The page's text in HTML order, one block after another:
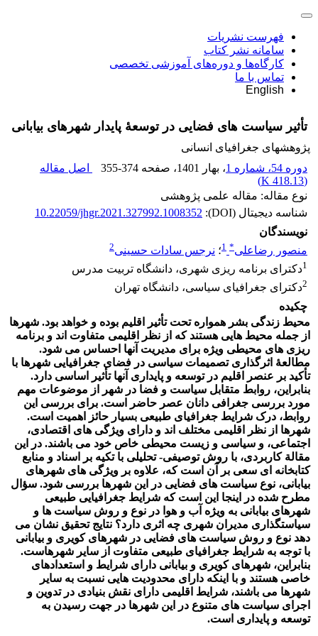
فهرست نشریات
سامانه نشر کتاب
کارگاه‌ها و دوره‌های آموزشی تخصصی
تماس با ما
English
تأثیر سیاست های فضایی در توسعۀ پایدار شهرهای بیابانی
پژوهشهای جغرافیای انسانی
دوره 54، شماره 1
، بهار 1401 ، صفحه 355-374
اصل مقاله
(
418.13 K
)
نوع مقاله: مقاله علمی پژوهشی
شناسه دیجیتال (DOI):
10.22059/jhgr.2021.327992.1008352
نویسندگان
منصور رضاعلی*
1؛ نرجس سادات حسینی2
1دکترای برنامه ‏ریزی شهری، دانشگاه تربیت مدرس
2دکترای جغرافیای سیاسی، دانشگاه تهران
چکیده
محیط زندگی بشر همواره تحت‏ تأثیر اقلیم بوده و خواهد بود. شهرها
از جمله محیط ‏هایی هستند که از نظر اقلیمی متفاوت ‏اند و برنامه
‏ریزی ‏های محیطی ویژه برای مدیریت آن‏ها احساس می‏ شود.
مطالعۀ اثرگذاری تصمیمات سیاسی در فضای جغرافیایی شهرها با
تأکید بر عنصر اقلیم در توسعه و پایداری آن‏ها تأثیر اساسی دارد.
بنابراین، روابط متقابل سیاست و فضا در شهر از موضوعات مهم
مورد بررسی جغرافی ‏دانان عصر حاضر است. برای بررسی این
روابط، درک شرایط جغرافیای طبیعی بسیار حائز اهمیت است.
شهرها از نظر اقلیمی مختلف‏ اند و دارای ویژگی‏ های اقتصادی،
اجتماعی، و سیاسی و زیست ‏محیطی خاص خود می‏ باشند. در این
مقالة کاربردی، با روش توصیفی- تحلیلی با تکیه بر اسناد و منابع
کتابخانه ‏ای سعی بر آن است که، علاوه بر ویژگی ‏های شهرهای
بیابانی، نوع سیاست ‏های فضایی در این شهرها بررسی شود. سؤال
مطرح‏ شده در اینجا این است که شرایط جغرافیایی طبیعی
شهرهای بیابانی به ‏ویژه آب و هوا در نوع و روش سیاست‏ ها و
سیاست‏گذاری مدیران شهری چه اثری دارد؟ نتایج تحقیق نشان می‏
دهد نوع و روش سیاست‏ های فضایی در شهرهای کویری و بیابانی
با توجه به شرایط جغرافیای طبیعی متفاوت از سایر شهرهاست.
بنابراین، شهرهای کویری و بیابانی دارای شرایط و استعدادهای
خاصی هستند و با اینکه دارای محدودیت‏ هایی نسبت به سایر
شهرها می ‏باشند، شرایط اقلیمی دارای نقش بنیادی در تدوین و
اجرای سیاست ‏های متنوع در این شهرها در جهت رسیدن به
توسعه و پایداری است.